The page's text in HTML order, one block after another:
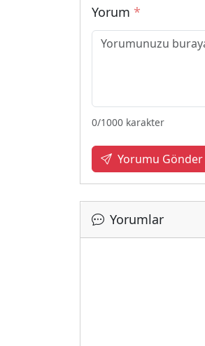
Yorum *
0/1000 karakter
Yorumu Gönder
Yorumlar